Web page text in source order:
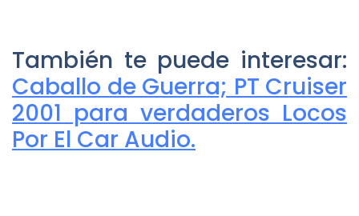
También te puede interesar:
Caballo de Guerra; PT Cruiser
2001 para verdaderos Locos
Por El Car Audio.